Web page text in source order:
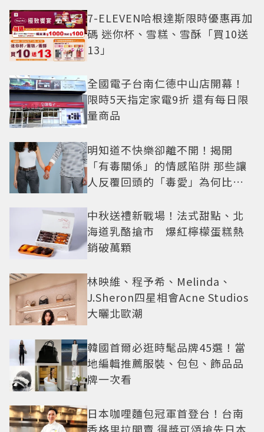
7-ELEVEN哈根達斯限時優惠再加
碼 迷你杯、雪糕、雪酥「買10送
13」
全國電子台南仁德中山店開幕！
限時5天指定家電9折 還有每日限
量商品
明知道不快樂卻離不開！揭開
「有毒關係」的情感陷阱 那些讓
人反覆回頭的「毒愛」為何比菸
中秋送禮新戰場！法式甜點、北
海道乳酪搶市 爆紅檸檬蛋糕熱
銷破萬顆
林映維、程予希、Melinda、
J.Sheron四星相會Acne Studios
大曬北歐潮
韓國首爾必逛時髦品牌45選！當
地編輯推薦服裝、包包、飾品品
牌一次看
日本咖哩麵包冠軍首登台！台南